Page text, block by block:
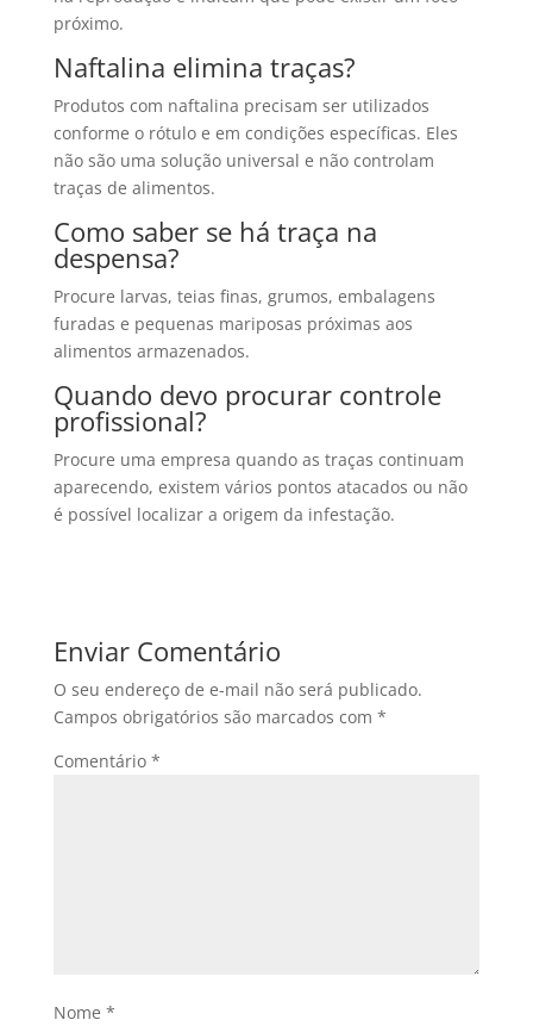
próximo.
Naftalina elimina traças?
Produtos com naftalina precisam ser utilizados
conforme o rótulo e em condições específicas. Eles
não são uma solução universal e não controlam
traças de alimentos.
Como saber se há traça na
despensa?
Procure larvas, teias finas, grumos, embalagens
furadas e pequenas mariposas próximas aos
alimentos armazenados.
Quando devo procurar controle
profissional?
Procure uma empresa quando as traças continuam
aparecendo, existem vários pontos atacados ou não
é possível localizar a origem da infestação.
Enviar Comentário
O seu endereço de e-mail não será publicado.
Campos obrigatórios são marcados com *
Comentário *
Nome *